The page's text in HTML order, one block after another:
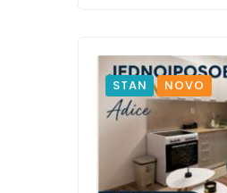
STAN NOVO